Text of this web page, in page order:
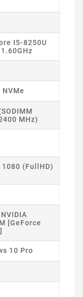
I5-8250U
1.60GHz
NVMe
MHz)
1080 (FullHD)
[GeForce
10 Pro